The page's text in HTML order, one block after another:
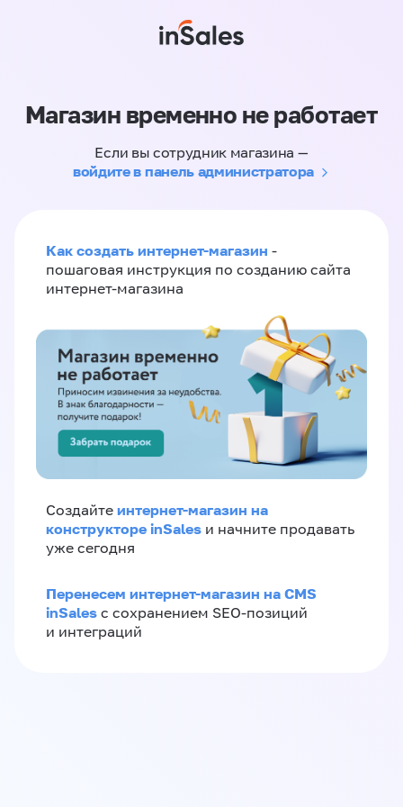
Магазин временно не работает
Если вы сотрудник магазина —
войдите в панель администратора
Как создать интернет-магазин -
пошаговая инструкция по созданию сайта
интернет-магазина
Создайте интернет-магазин на
конструкторе inSales и начните продавать
уже сегодня
Перенесем интернет-магазин на CMS
inSales с сохранением SEO-позиций
и интеграций